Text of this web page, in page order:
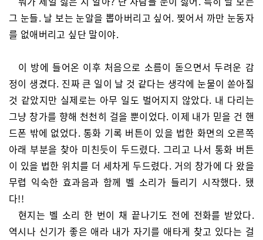
그 눈들. 날 보는 눈알을 뽑아버리고 싶어. 찢어서 까만 눈동자
를 없애버리고 싶단 말이야.
이 방에 들어온 이후 처음으로 소름이 돋으면서 두려운 감
정이 생겼다. 진짜 큰 일이 날 것 같다는 생각에 눈물이 쏟아질
것 같았지만 실제로는 아무 일도 벌어지지 않았다. 내 다리는
그냥 창가를 향해 천천히 걸을 뿐이었다. 이제 내가 믿을 건 핸
드폰 밖에 없었다. 통화 기록 버튼이 있을 법한 화면의 오른쪽
아래 부분을 찾아 미친듯이 두드렸다. 그리고 나서 통화 버튼
이 있을 법한 위치를 더 세차게 두드렸다. 거의 창가에 다 왔을
무렵 익숙한 효과음과 함께 벨 소리가 들리기 시작했다. 됐
다!!
현지는 벨 소리 한 번이 채 끝나기도 전에 전화를 받았다.
역시나 신기가 좋은 애라 내가 자기를 애타게 찾고 있다는 걸